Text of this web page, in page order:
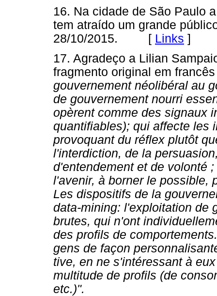
16. Na cidade de São Paulo
tem atraído um grande
28/10/2015. [ Links ]
17. Agradeço a Lilian
fragmento original em
gouvernement néolibéral au
de gouvernement nourri
opèrent comme des signaux
quantifiables); qui affecte les
provoquant du réflex plutôt
l'interdiction, de la
d'entendement et de volonté
l'avenir, à borner le possible,
Les dispositifs de la
data-mining: l'exploitation de
brutes, qui n'ont
des profils de
gens de façon
tive, en ne s'intéressant à
multitude de profils (de
etc.)".